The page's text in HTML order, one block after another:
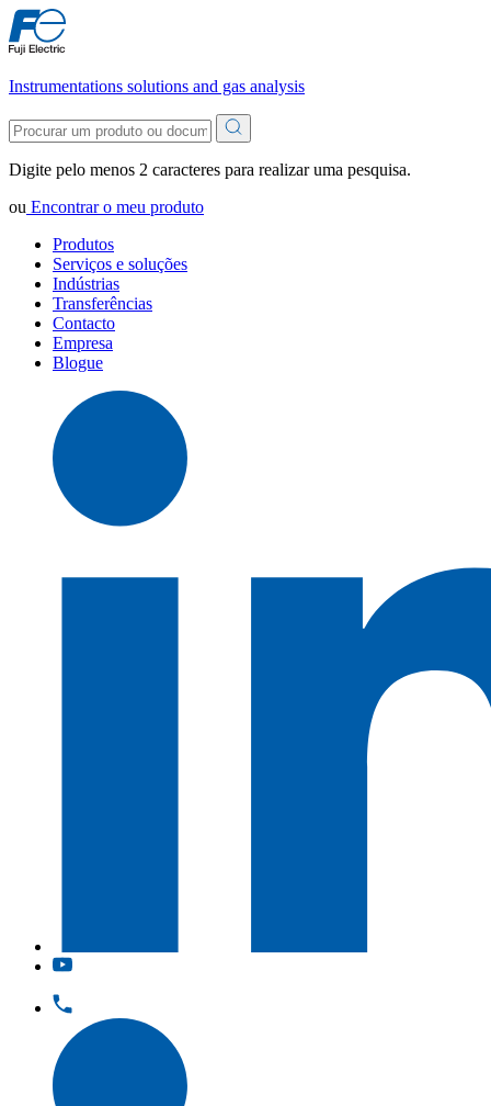
Instrumentations solutions and gas analysis
Digite pelo menos 2 caracteres para realizar uma pesquisa.
ou Encontrar o meu produto
Produtos
Serviços e soluções
Indústrias
Transferências
Contacto
Empresa
Blogue